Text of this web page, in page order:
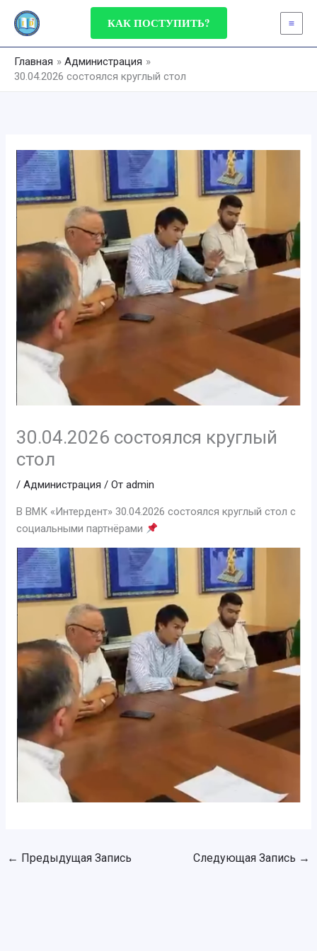
Перейти
КАК ПОСТУПИТЬ?
Главная
Администрация
30.04.2026 состоялся круглый стол
30.04.2026 состоялся круглый
стол
/Администрация / Отadmin
В ВМК «Интердент» 30.04.2026 состоялся круглый стол с
социальными партнёрами
← Предыдущая Запись Следующая Запись →